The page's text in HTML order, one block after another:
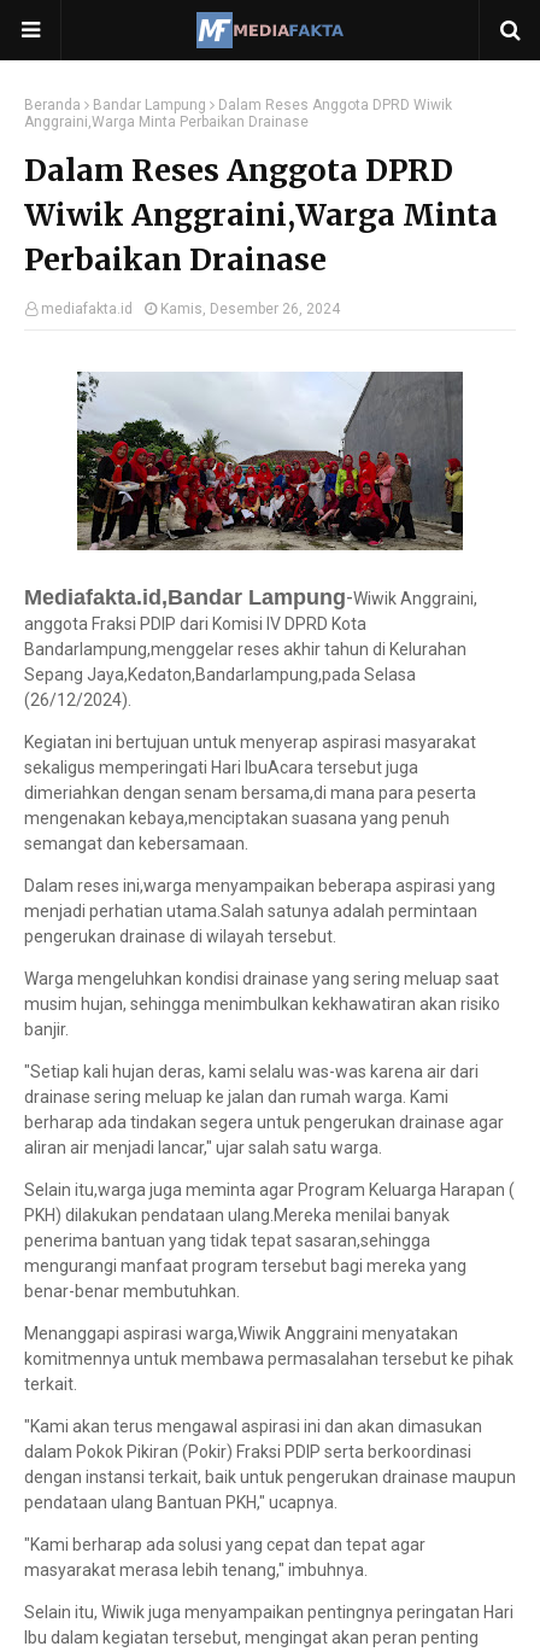
Beranda Bandar Lampung
Dalam Reses Anggota DPRD Wiwik
Anggraini,Warga Minta Perbaikan Drainase
Dalam Reses Anggota DPRD
Wiwik Anggraini,Warga Minta
Perbaikan Drainase
mediafakta.id Kamis, Desember 26, 2024
Mediafakta.id,Bandar Lampung-Wiwik Anggraini,
anggota Fraksi PDIP dari Komisi IV DPRD Kota
Bandarlampung,menggelar reses akhir tahun di Kelurahan
Sepang Jaya,Kedaton,Bandarlampung,pada Selasa
(26/12/2024).
Kegiatan ini bertujuan untuk menyerap aspirasi masyarakat
sekaligus memperingati Hari IbuAcara tersebut juga
dimeriahkan dengan senam bersama,di mana para peserta
mengenakan kebaya,menciptakan suasana yang penuh
semangat dan kebersamaan.
Dalam reses ini,warga menyampaikan beberapa aspirasi yang
menjadi perhatian utama.Salah satunya adalah permintaan
pengerukan drainase di wilayah tersebut.
Warga mengeluhkan kondisi drainase yang sering meluap saat
musim hujan, sehingga menimbulkan kekhawatiran akan risiko
banjir.
"Setiap kali hujan deras, kami selalu was-was karena air dari
drainase sering meluap ke jalan dan rumah warga. Kami
berharap ada tindakan segera untuk pengerukan drainase agar
aliran air menjadi lancar," ujar salah satu warga.
Selain itu,warga juga meminta agar Program Keluarga Harapan (
PKH) dilakukan pendataan ulang.Mereka menilai banyak
penerima bantuan yang tidak tepat sasaran,sehingga
mengurangi manfaat program tersebut bagi mereka yang
benar-benar membutuhkan.
Menanggapi aspirasi warga,Wiwik Anggraini menyatakan
komitmennya untuk membawa permasalahan tersebut ke pihak
terkait.
"Kami akan terus mengawal aspirasi ini dan akan dimasukan
dalam Pokok Pikiran (Pokir) Fraksi PDIP serta berkoordinasi
dengan instansi terkait, baik untuk pengerukan drainase maupun
pendataan ulang Bantuan PKH," ucapnya.
"Kami berharap ada solusi yang cepat dan tepat agar
masyarakat merasa lebih tenang," imbuhnya.
Selain itu, Wiwik juga menyampaikan pentingnya peringatan Hari
Ibu dalam kegiatan tersebut, mengingat akan peran penting